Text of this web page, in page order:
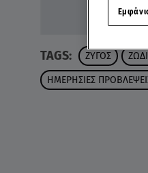
TAGS: ΖΥΓΟΣ
ΗΜΕΡΗΣΙΕΣ